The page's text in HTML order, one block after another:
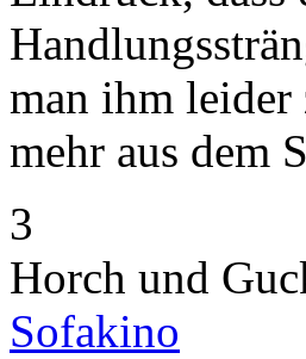
man ihm leider
mehr aus dem
3
Horch und
Sofakino